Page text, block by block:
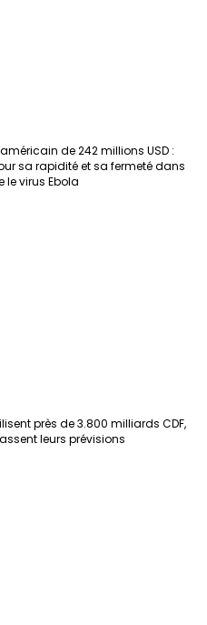
de 242 millions USD :
sa rapidité et sa fermeté dans
le virus Ebola
près de 3.800 milliards CDF,
leurs prévisions